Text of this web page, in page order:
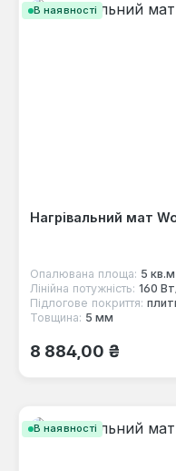
В наявності
Нагрівальний мат
Опалювана площа: 5 кв.м
Лінійна потужність: 160
Підлогове покриття:
Товщина: 5 мм
Звичайна ціна:
8 884,00 ₴
В наявності